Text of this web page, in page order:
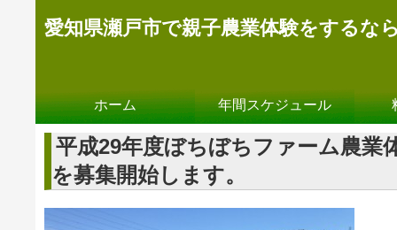
愛知県瀬戸市で親子農業体験をするな
ホーム 年間スケジュール
平成29年度ぼちぼちファーム農業
を募集開始します。